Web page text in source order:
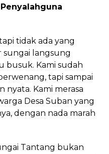
tidak ada yang
sungai langsung
busuk. Kami sudah
tapi sampai
nyata. Kami merasa
Desa Suban yang
dengan nada marah
Tantang bukan